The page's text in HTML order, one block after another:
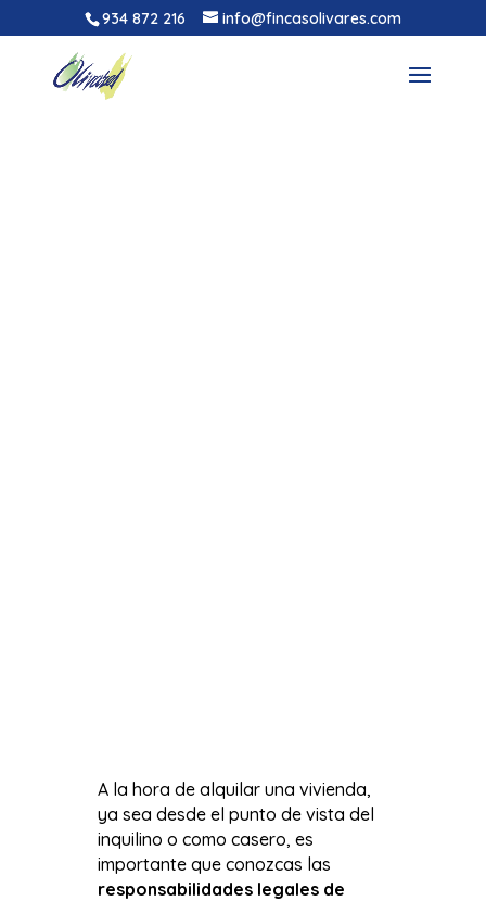
934 872 216 info@fincasolivares.com
A la hora de alquilar una vivienda,
ya sea desde el punto de vista del
inquilino o como casero, es
importante que conozcas las
responsabilidades legales de